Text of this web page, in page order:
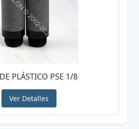
PLÁSTICO PSE 1/8
Ver Detalles